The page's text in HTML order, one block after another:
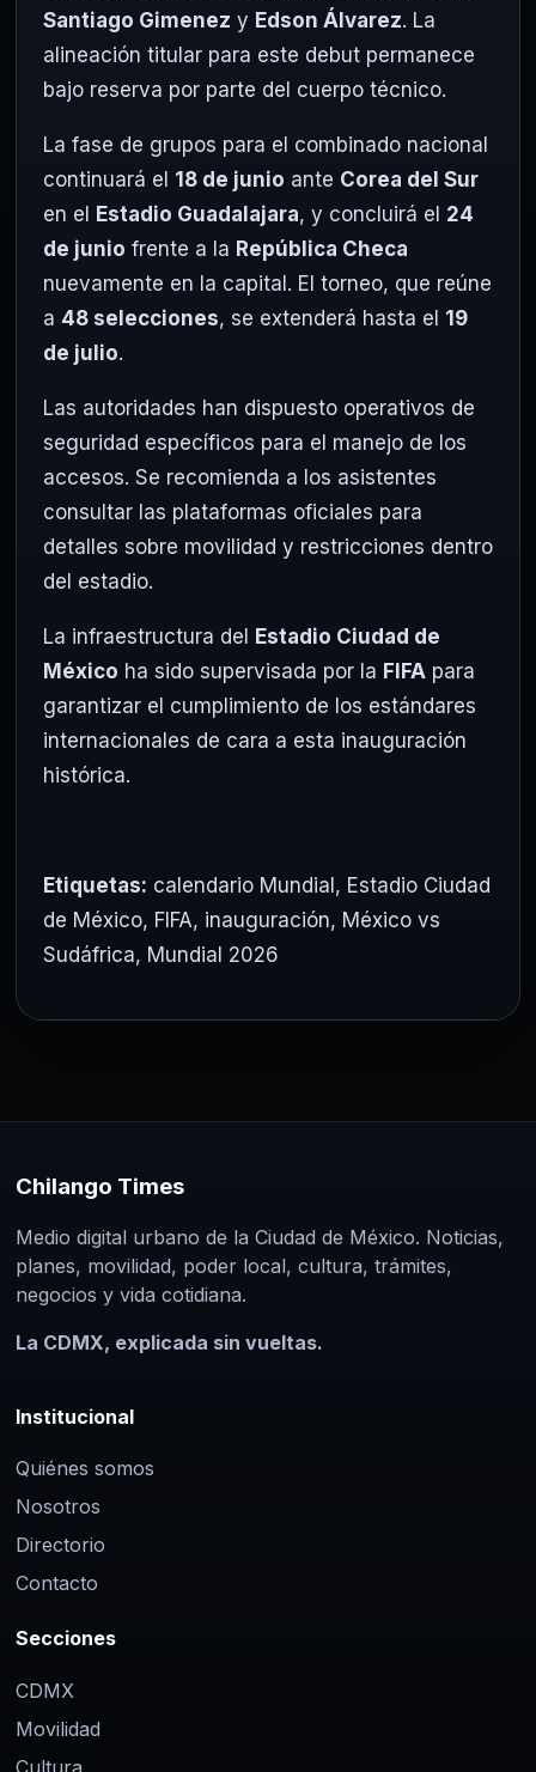
Santiago Gimenez y Edson Álvarez. La
alineación titular para este debut permanece
bajo reserva por parte del cuerpo técnico.
La fase de grupos para el combinado nacional
continuará el 18 de junio ante Corea del Sur
en el
Estadio Guadalajara, y concluirá el 24
de junio frente a la República Checa
nuevamente en la capital. El torneo, que reúne
a 48 selecciones, se extenderá hasta el 19
de julio.
Las autoridades han dispuesto operativos de
seguridad específicos para el manejo de los
accesos. Se recomienda a los asistentes
consultar las plataformas oficiales para
detalles sobre movilidad y restricciones dentro
del estadio.
La infraestructura del
Estadio Ciudad de
México ha sido supervisada por la FIFA para
garantizar el cumplimiento de los estándares
internacionales de cara a esta inauguración
histórica.
Etiquetas: calendario Mundial , Estadio Ciudad
de México, FIFA, inauguración, México vs
Sudáfrica, Mundial 2026
Chilango Times
Medio digital urbano de la Ciudad de México. Noticias,
planes, movilidad, poder local, cultura, trámites,
negocios y vida cotidiana.
La CDMX, explicada sin vueltas.
Institucional
Quiénes somos
Nosotros
Directorio
Contacto
Secciones
CDMX
Movilidad
Cultura